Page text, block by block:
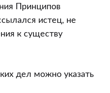
Принципов
истец, не
к существу
дел можно указать